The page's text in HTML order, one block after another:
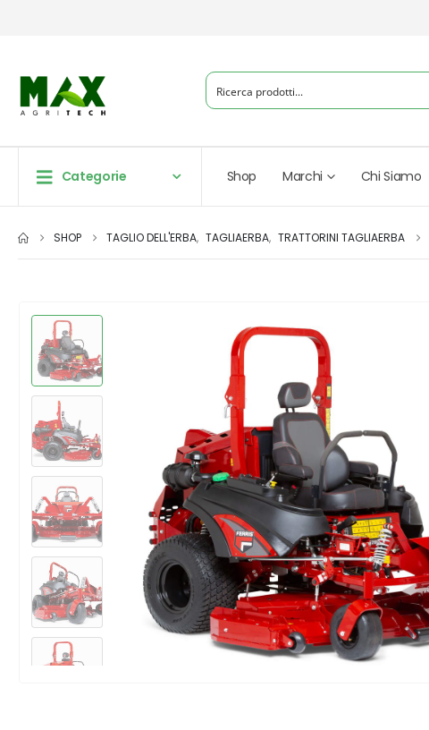
Categorie Shop Marchi Chi Siamo
SHOP TAGLIO DELL'ERBA, TAGLIAERBA, TRATTORINI TAGLIAERBA